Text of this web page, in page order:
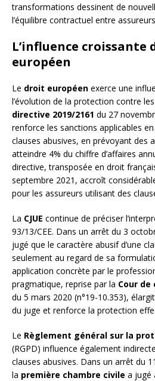
transformations dessinent de
l’équilibre contractuel entre
L’influence croissante
européen
Le droit européen exerce une
l’évolution de la protection contre
directive 2019/2161 du 27
renforce les sanctions applicables en
clauses abusives, en prévoyant des
atteindre 4% du chiffre d’affaires
directive, transposée en droit
septembre 2021, accroît
pour les assureurs utilisant des
La CJUE continue de préciser
93/13/CEE. Dans un arrêt du 3
jugé que le caractère abusif d’une
seulement au regard de sa
application concrète par le
pragmatique, reprise par la Cour
du 5 mars 2020 (n°19-10.353),
du juge et renforce la protection
Le Règlement général sur la
(RGPD) influence également
clauses abusives. Dans un arrêt du
la première chambre civile a jugé